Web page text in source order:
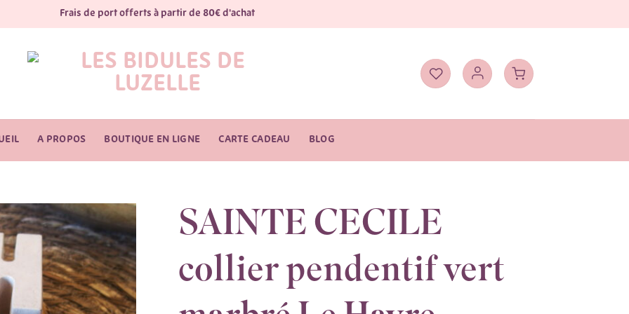
Frais de port offerts à partir de 80€ d'achat
A PROPOS BOUTIQUE EN LIGNE CARTE CADEAU BLOG
SAINTE CECILE
collier pendentif vert